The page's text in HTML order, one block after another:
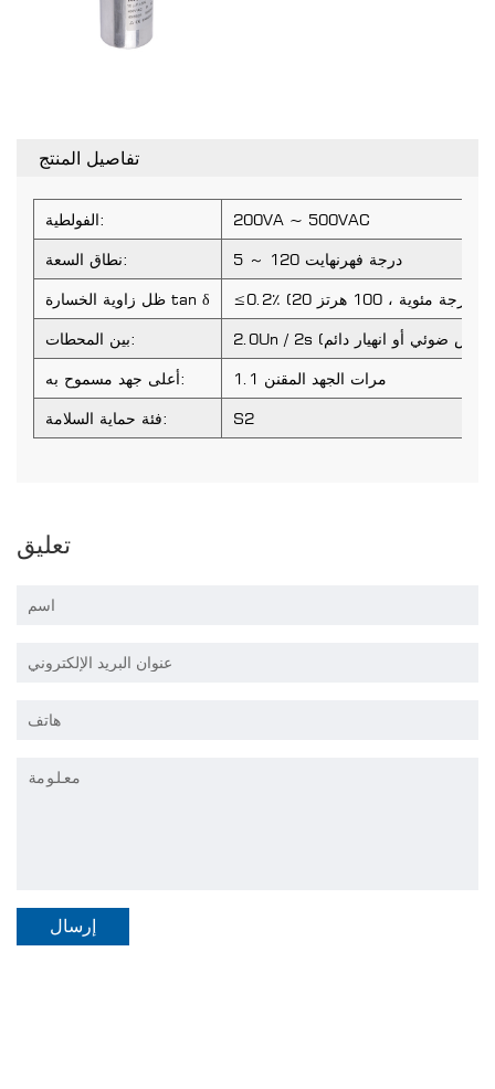
تفاصيل المنتج
الفولطية: 200VA ~ 500VAC
نطاق السعة: 5 ～ 120 درجة فهرنهايت
ظل زاوية الخسارة tan δ
بين المحطات:
أعلى جهد مسموح به: 1.1 مرات الجهد المقنن
فئة حماية السلامة: S2
تعليق